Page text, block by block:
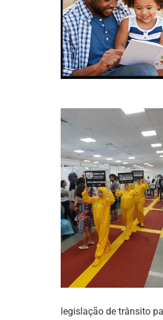
legislação de trânsito